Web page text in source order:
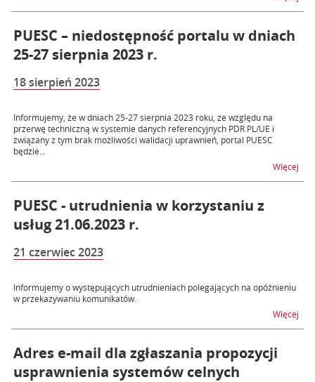
PUESC – niedostępność portalu w dniach
25-27 sierpnia 2023 r.
18 sierpień 2023
Informujemy, że w dniach 25-27 sierpnia 2023 roku, ze względu na
przerwę techniczną w systemie danych referencyjnych PDR PL/UE i
związany z tym brak możliwości walidacji uprawnień, portal PUESC
będzie...
Więcej
PUESC - utrudnienia w korzystaniu z
usług 21.06.2023 r.
21 czerwiec 2023
Informujemy o występujących utrudnieniach polegających na opóźnieniu
w przekazywaniu komunikatów.
Więcej
Adres e-mail dla zgłaszania propozycji
usprawnienia systemów celnych